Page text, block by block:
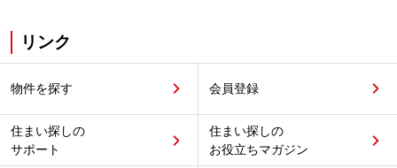
リンク
物件を探す 会員登録
住まい探しの
サポート
住まい探しの
お役立ちマガジン